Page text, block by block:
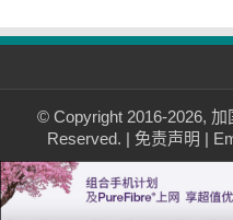
© Copyright 2016-2026,
Reserved. | 免责声明 |